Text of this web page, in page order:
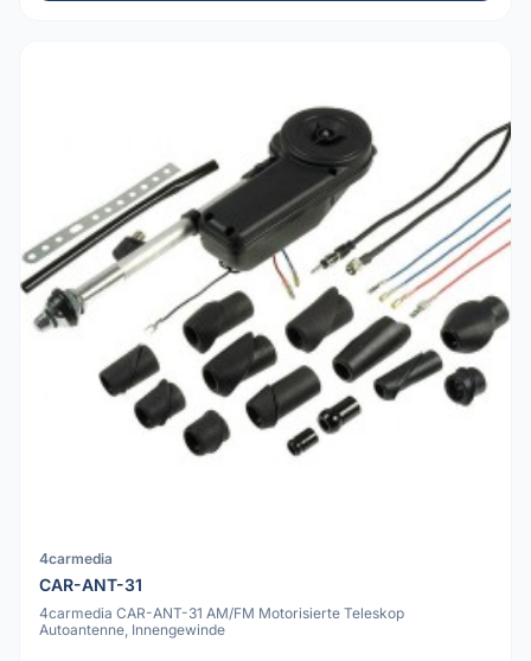
4carmedia
CAR-ANT-31
4carmedia CAR-ANT-31 AM/FM Motorisierte Teleskop
Autoantenne, Innengewinde